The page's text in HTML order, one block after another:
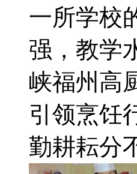
一所学校
强，教学
峡福州高
引领烹饪
勤耕耘分